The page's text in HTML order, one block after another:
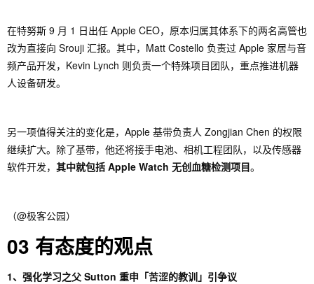
在特努斯 9 月 1 日出任 Apple CEO，原本归属其体系下的两名高管也
改为直接向 Srouji 汇报。其中，Matt Costello 负责过 Apple 家居与音
频产品开发，Kevin Lynch 则负责一个特殊项目团队，重点推进机器
人设备研发。
另一项值得关注的变化是，Apple 基带负责人 Zongjian Chen 的权限
继续扩大。除了基带，他还将接手电池、相机工程团队，以及传感器
软件开发， 其中就包括 Apple Watch 无创血糖检测项目。
（@极客公园）
03 有态度的观点
1、强化学习之父 Sutton 重申「苦涩的教训」引争议